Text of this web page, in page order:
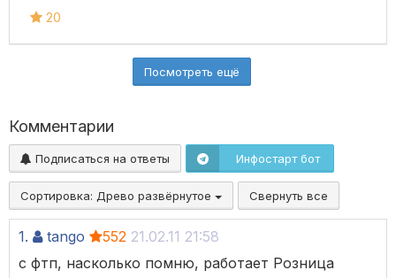
20
Посмотреть ещё
Комментарии
Подписаться на ответы Инфостарт бот
Сортировка: Древо развёрнутое Свернуть все
1. tango 552 21.02.11 21:58
с фтп, насколько помню, работает Розница